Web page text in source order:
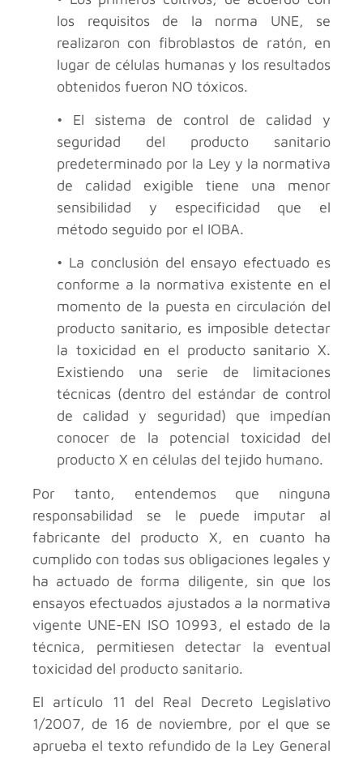
los requisitos de la norma UNE, se
realizaron con fibroblastos de ratón, en
lugar de células humanas y los resultados
obtenidos fueron NO tóxicos.
• El sistema de control de calidad y
seguridad del producto sanitario
predeterminado por la Ley y la normativa
de calidad exigible tiene una menor
sensibilidad y especificidad que el
método seguido por el IOBA.
• La conclusión del ensayo efectuado es
conforme a la normativa existente en el
momento de la puesta en circulación del
producto sanitario, es imposible detectar
la toxicidad en el producto sanitario X.
Existiendo una serie de limitaciones
técnicas (dentro del estándar de control
de calidad y seguridad) que impedían
conocer de la potencial toxicidad del
producto X en células del tejido humano.
Por tanto, entendemos que ninguna
responsabilidad se le puede imputar al
fabricante del producto X, en cuanto ha
cumplido con todas sus obligaciones legales y
ha actuado de forma diligente, sin que los
ensayos efectuados ajustados a la normativa
vigente UNE-EN ISO 10993, el estado de la
técnica, permitiesen detectar la eventual
toxicidad del producto sanitario.
El artículo 11 del Real Decreto Legislativo
1/2007, de 16 de noviembre, por el que se
aprueba el texto refundido de la Ley General